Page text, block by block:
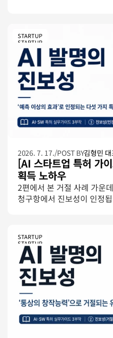
STARTUP
STARTUP
2026. 7. 17./POST BY김형민
[AI 스타트업 특허 가
획득 노하우
2편에서 본 거절 사례 가운
청구항에서 진보성이 인정
STARTUP
STARTUP